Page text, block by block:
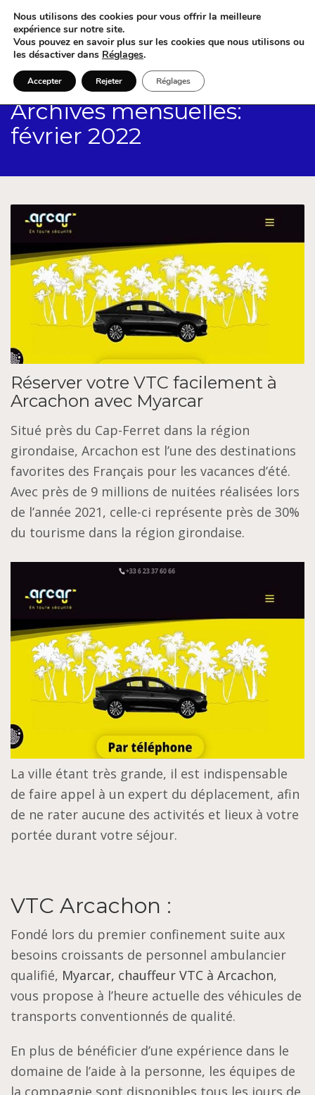
Archives mensuelles:
février 2022
Réserver votre VTC facilement à
Arcachon avec Myarcar
Situé près du Cap-Ferret dans la région
girondaise, Arcachon est l’une des destinations
favorites des Français pour les vacances d’été.
Avec près de 9 millions de nuitées réalisées lors
de l’année 2021, celle-ci représente près de 30%
du tourisme dans la région girondaise.
La ville étant très grande, il est indispensable
de faire appel à un expert du déplacement, afin
de ne rater aucune des activités et lieux à votre
portée durant votre séjour.
VTC Arcachon :
Fondé lors du premier confinement suite aux
besoins croissants de personnel ambulancier
qualifié, Myarcar, chauffeur VTC à Arcachon,
vous propose à l’heure actuelle des véhicules de
transports conventionnés de qualité.
En plus de bénéficier d’une expérience dans le
domaine de l’aide à la personne, les équipes de
la compagnie sont disponibles tous les jours de
Nous utilisons des cookies pour vous offrir la meilleure
expérience sur notre site.
Vous pouvez en savoir plus sur les cookies que nous utilisons ou
les désactiver dans Réglages.
Accepter Rejeter Réglages